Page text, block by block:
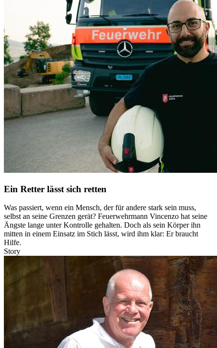
Ein Retter lässt sich retten
Was passiert, wenn ein Mensch, der für andere stark sein muss,
selbst an seine Grenzen gerät? Feuerwehrmann Vincenzo hat seine
Ängste lange unter Kontrolle gehalten. Doch als sein Körper ihn
mitten in einem Einsatz im Stich lässt, wird ihm klar: Er braucht
Hilfe.
Story